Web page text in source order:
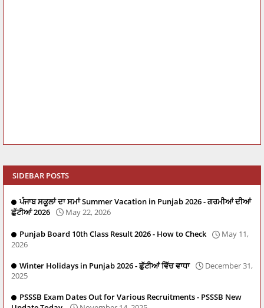
SIDEBAR POSTS
ਪੰਜਾਬ ਸਕੂਲਾਂ ਦਾ ਸਮਾਂ Summer Vacation in Punjab 2026 - ਗਰਮੀਆਂ ਦੀਆਂ
ਛੁੱਟੀਆਂ 2026
May 22, 2026
Punjab Board 10th Class Result 2026 - How to Check
May 11,
2026
Winter Holidays in Punjab 2026 - ਛੁੱਟੀਆਂ ਵਿੱਚ ਵਾਧਾ
December 31,
2025
PSSSB Exam Dates Out for Various Recruitments - PSSSB New